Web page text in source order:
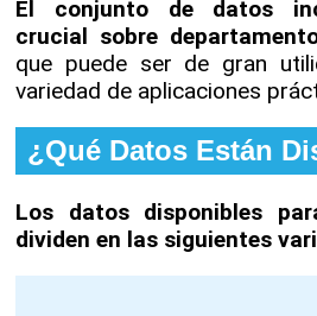
El conjunto de datos
crucial sobre
que puede ser de gran
variedad de aplicaciones
¿Qué Datos Están
Los datos disponibles
dividen en las siguientes